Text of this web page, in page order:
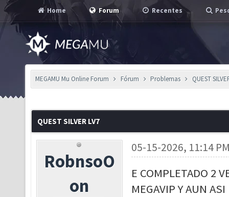
Home Forum Recentes
MEGAMU Mu Online Forum Fórum Problemas QUEST
QUEST SILVER LV7
RobnsoO
on
05-15-2026, 11:14
E COMPLETADO 2
MEGAVIP Y AUN